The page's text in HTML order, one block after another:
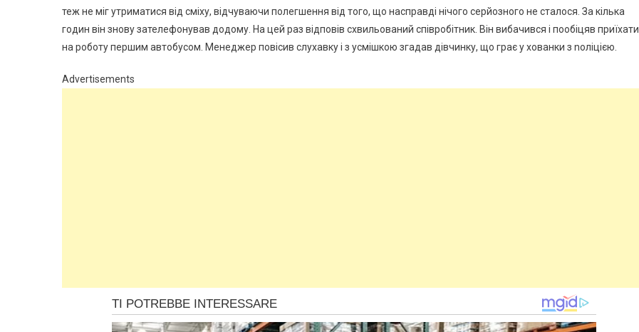
теж не міг утриматися від сміху, відчуваючи полегшення від того, що насправді нічого серйозного не сталося. За кілька
годин він знову зателефонував додому. На цей раз відповів схвильований співробітник. Він вибачився і пообіцяв приїхати
на роботу першим автобусом. Менеджер повісив слухавку і з усмішкою згадав дівчинку, що грає у хованки з nоліцією.
Advertisements